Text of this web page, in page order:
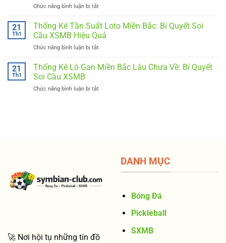
Cầu
Hiệu
Bắc:
Bí
Hiệu
Chức năng bình luận bị tắt
Đặc
Biệt
Soi
21
Th1
Thống Kê Tần Suất Loto Miền Bắc: Bí Quyết Soi
Cầu XSMB Hiệu Quả
Chức năng bình luận bị tắt
Kê
21
Th1
Thống Kê Lô Gan Miền Bắc Lâu Chưa Về: Bí Quyết
Soi Cầu XSMB
Chức năng bình luận bị tắt
Quyết
🚀 Nơi hội tụ những tín đồ
DANH MỤC
Bóng Đá
Pickleball
SXMB